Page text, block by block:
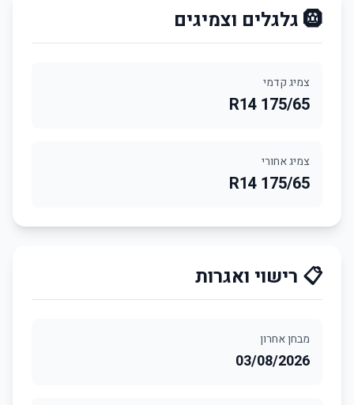
🛞 גלגלים וצמיגים
צמיג קדמי
175/65 R14
צמיג אחורי
175/65 R14
📋 רישוי ואגרות
מבחן אחרון
03/08/2026